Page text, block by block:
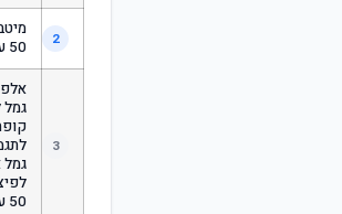
2
50 עד 60
3
גמל
גמל
50 עד 60